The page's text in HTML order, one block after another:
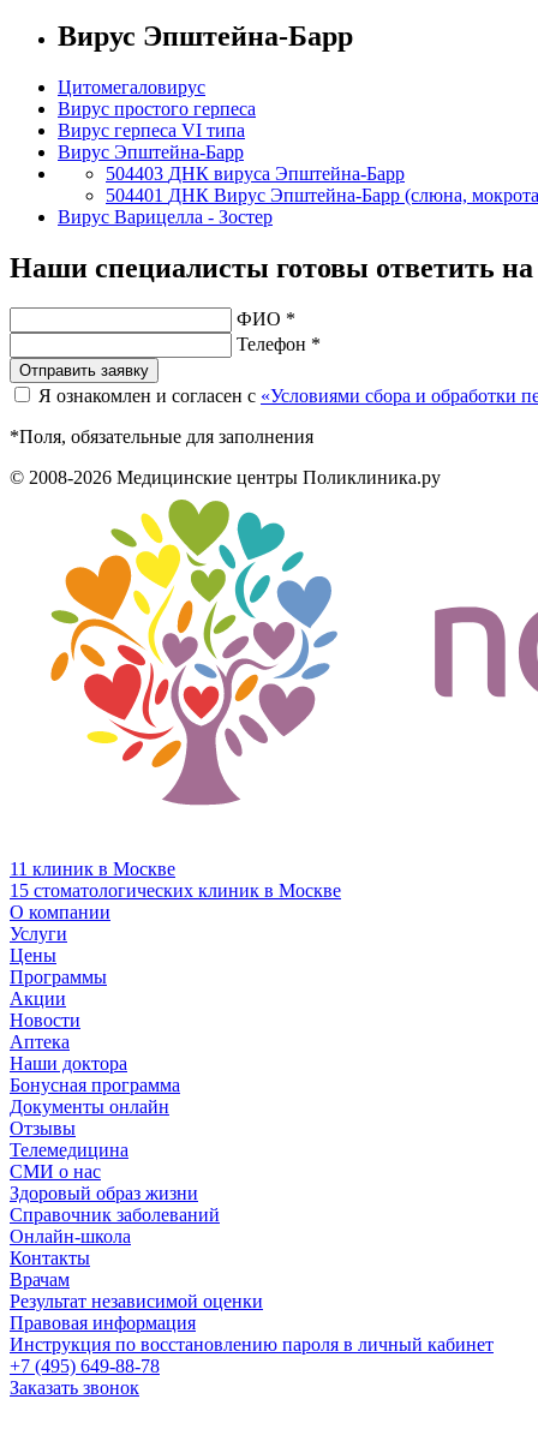
Вирус Эпштейна-Барр
Цитомегаловирус
Вирус простого герпеса
Вирус герпеса VI типа
Вирус Эпштейна-Барр
504403 ДНК вируса Эпштейна-Барр
504401 ДНК Вирус Эпштейна-Барр (слюна,
Вирус Варицелла - Зостер
Наши специалисты готовы ответить
ФИО *
Телефон *
Отправить заявку
Я ознакомлен и согласен с «Условиями сбора и обработки
*Поля, обязательные для заполнения
© 2008-2026 Медицинские центры Поликлиника.ру
11 клиник в Москве
15 стоматологических клиник в Москве
О компании
Услуги
Цены
Программы
Акции
Новости
Аптека
Наши доктора
Бонусная программа
Документы онлайн
Отзывы
Телемедицина
СМИ о нас
Здоровый образ жизни
Справочник заболеваний
Онлайн-школа
Контакты
Врачам
Результат независимой оценки
Правовая информация
Инструкция по восстановлению пароля в личный кабинет
+7 (495) 649-88-78
Заказать звонок